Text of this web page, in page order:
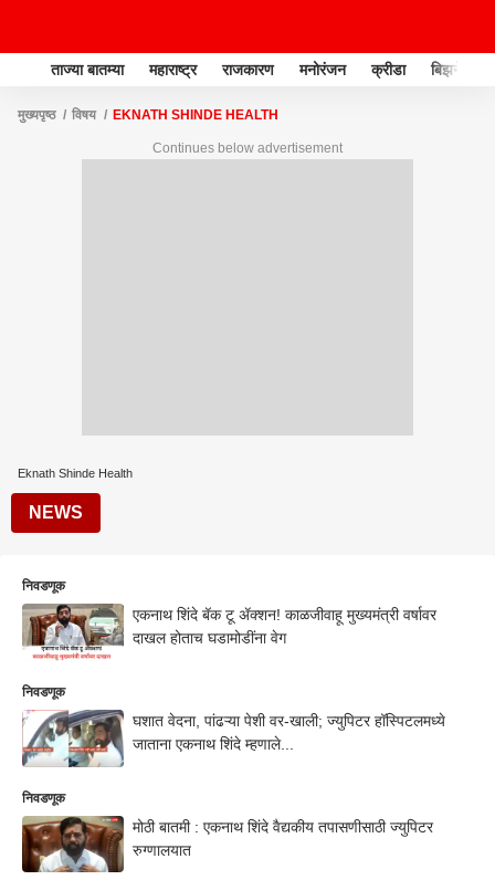
ताज्या बातम्या महाराष्ट्र राजकारण मनोरंजन क्रीडा बिझनेस
मुख्यपृष्ठ विषय EKNATH SHINDE HEALTH
Continues below advertisement
Eknath Shinde Health
NEWS
निवडणूक
एकनाथ शिंदे बॅक टू ॲक्शन! काळजीवाहू मुख्यमंत्री वर्षावर
दाखल होताच घडामोडींना वेग
निवडणूक
घशात वेदना, पांढऱ्या पेशी वर-खाली; ज्युपिटर हॉस्पिटलमध्ये
जाताना एकनाथ शिंदे म्हणाले...
निवडणूक
मोठी बातमी : एकनाथ शिंदे वैद्यकीय तपासणीसाठी ज्युपिटर
रुग्णालयात